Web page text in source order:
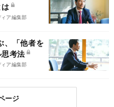
ア編集部
、「他者を
考法
ア編集部
ージ